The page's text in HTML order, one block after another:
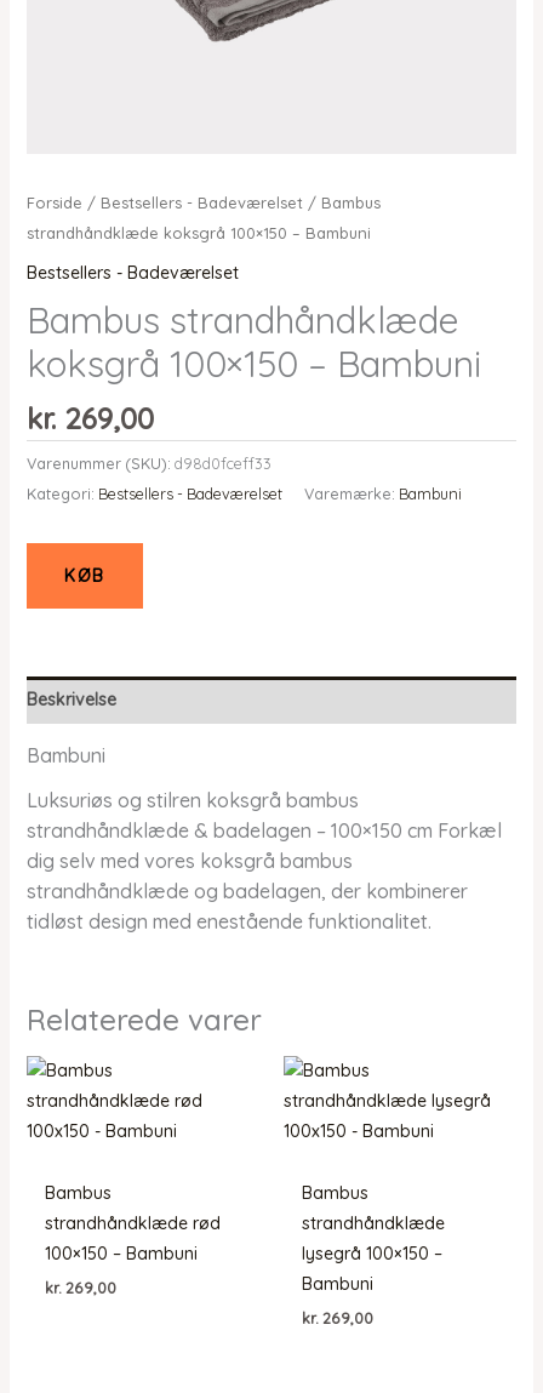
Forside / Bestsellers - Badeværelset/ Bambus
strandhåndklæde koksgrå 100×150 – Bambuni
Bestsellers - Badeværelset
Bambus strandhåndklæde
koksgrå 100×150 – Bambuni
kr.269,00
Varenummer (SKU): d98d0fceff33
Kategori: Bestsellers - Badeværelset Varemærke: Bambuni
KØB
Beskrivelse
Bambuni
Luksuriøs og stilren koksgrå bambus
strandhåndklæde & badelagen – 100×150 cm Forkæl
dig selv med vores koksgrå bambus
strandhåndklæde og badelagen, der kombinerer
tidløst design med enestående funktionalitet.
Relaterede varer
Bambus
strandhåndklæde rød
100×150 – Bambuni
kr.269,00
Bambus
strandhåndklæde
lysegrå 100×150 –
Bambuni
kr.269,00